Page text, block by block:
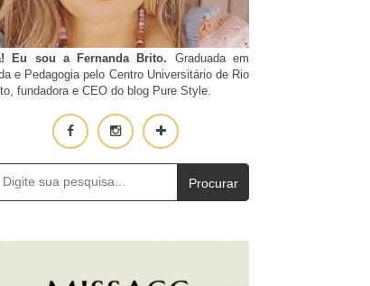
Eu sou a Fernanda Brito. Graduada em
e Pedagogia pelo Centro Universitário de Rio
fundadora e CEO do blog Pure Style.
Procurar